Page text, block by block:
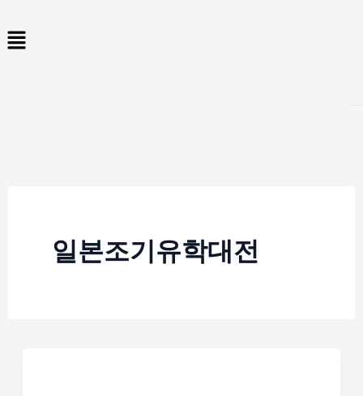
텐
Menu
일본조기유학대전